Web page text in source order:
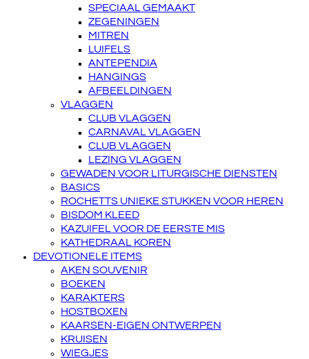
SPECIAAL GEMAAKT
ZEGENINGEN
MITREN
LUIFELS
ANTEPENDIA
HANGINGS
AFBEELDINGEN
VLAGGEN
CLUB VLAGGEN
CARNAVAL VLAGGEN
CLUB VLAGGEN
LEZING VLAGGEN
GEWADEN VOOR LITURGISCHE DIENSTEN
BASICS
ROCHETTS UNIEKE STUKKEN VOOR HEREN
BISDOM KLEED
KAZUIFEL VOOR DE EERSTE MIS
KATHEDRAAL KOREN
DEVOTIONELE ITEMS
AKEN SOUVENIR
BOEKEN
KARAKTERS
HOSTBOXEN
KAARSEN-EIGEN ONTWERPEN
KRUISEN
WIEGJES